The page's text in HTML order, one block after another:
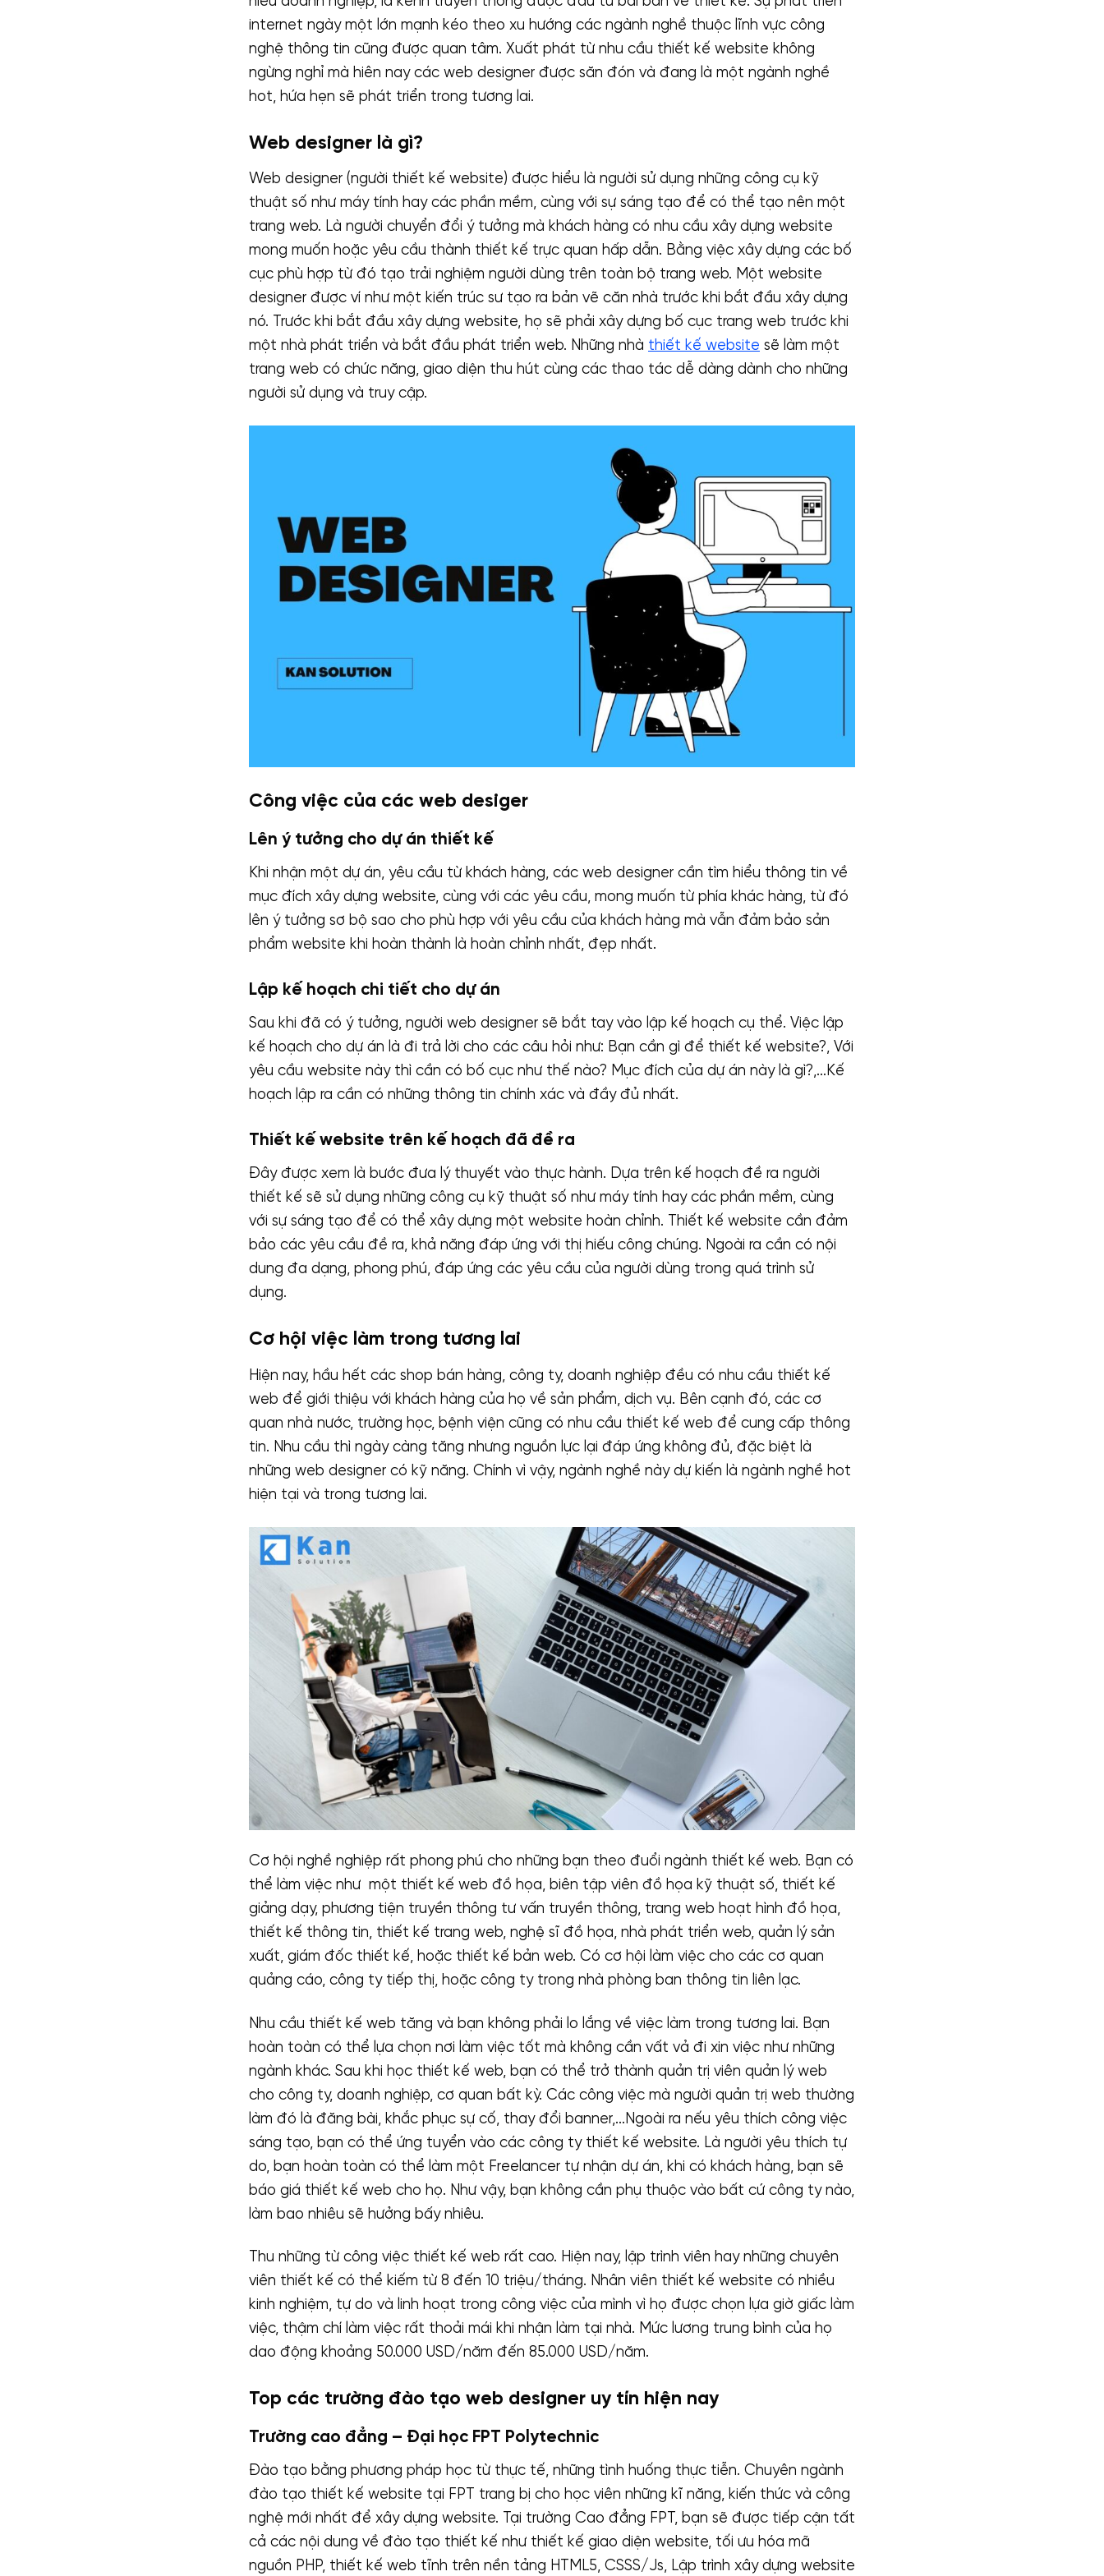
internet ngày một lớn mạnh kéo theo xu hướng các ngành nghề thuộc lĩnh vực công
nghệ thông tin cũng được quan tâm. Xuất phát từ nhu cầu thiết kế website không
ngừng nghỉ mà hiên nay các web designer được săn đón và đang là một ngành nghề
hot, hứa hẹn sẽ phát triển trong tương lai.
Web designer là gì?
Web designer (người thiết kế website) được hiểu là người sử dụng những công cụ kỹ
thuật số như máy tính hay các phần mềm, cùng với sự sáng tạo để có thể tạo nên một
trang web. Là người chuyển đổi ý tưởng mà khách hàng có nhu cầu xây dựng website
mong muốn hoặc yêu cầu thành thiết kế trực quan hấp dẫn. Bằng việc xây dựng các bố
cục phù hợp từ đó tạo trải nghiệm người dùng trên toàn bộ trang web. Một website
designer được ví như một kiến ​​trúc sư tạo ra bản vẽ căn nhà trước khi bắt đầu xây dựng
nó. Trước khi bắt đầu xây dựng website, họ sẽ phải xây dựng bố cục trang web trước khi
một nhà phát triển và bắt đầu phát triển web. Những nhà thiết kế website sẽ làm một
trang web có chức năng, giao diện thu hút cùng các thao tác dễ dàng dành cho những
người sử dụng và truy cập.
Công việc của các web desiger
Lên ý tưởng cho dự án thiết kế
Khi nhận một dự án, yêu cầu từ khách hàng, các web designer cần tìm hiểu thông tin về
mục đích xây dựng website, cùng với các yêu cầu, mong muốn từ phía khác hàng, từ đó
lên ý tưởng sơ bộ sao cho phù hợp với yêu cầu của khách hàng mà vẫn đảm bảo sản
phẩm website khi hoàn thành là hoàn chỉnh nhất, đẹp nhất.
Lập kế hoạch chi tiết cho dự án
Sau khi đã có ý tưởng, người web designer sẽ bắt tay vào lập kế hoạch cụ thể. Việc lập
kế hoạch cho dự án là đi trả lời cho các câu hỏi như: Bạn cần gì để thiết kế website?, Với
yêu cầu website này thì cần có bố cục như thế nào? Mục đích của dự án này là gì?,…Kế
hoạch lập ra cần có những thông tin chính xác và đầy đủ nhất.
Thiết kế website trên kế hoạch đã đề ra
Đây được xem là bước đưa lý thuyết vào thực hành. Dựa trên kế hoạch đề ra người
thiết kế sẽ sử dụng những công cụ kỹ thuật số như máy tính hay các phần mềm, cùng
với sự sáng tạo để có thể xây dựng một website hoàn chỉnh. Thiết kế website cần đảm
bảo các yêu cầu đề ra, khả năng đáp ứng với thị hiếu công chúng. Ngoài ra cần có nội
dung đa dạng, phong phú, đáp ứng các yêu cầu của người dùng trong quá trình sử
dụng.
Cơ hội việc làm trong tương lai
Hiện nay, hầu hết các shop bán hàng, công ty, doanh nghiệp đều có nhu cầu thiết kế
web để giới thiệu với khách hàng của họ về sản phẩm, dịch vụ. Bên cạnh đó, các cơ
quan nhà nước, trường học, bệnh viện cũng có nhu cầu thiết kế web để cung cấp thông
tin. Nhu cầu thì ngày càng tăng nhưng nguồn lực lại đáp ứng không đủ, đặc biệt là
những web designer có kỹ năng. Chính vì vậy, ngành nghề này dự kiến là ngành nghề hot
hiện tại và trong tương lai.
Cơ hội nghề nghiệp rất phong phú cho những bạn theo đuổi ngành thiết kế web. Bạn có
thể làm việc như một thiết kế web đồ họa, biên tập viên đồ họa kỹ thuật số, thiết kế
giảng dạy, phương tiện truyền thông tư vấn truyền thông, trang web hoạt hình đồ họa,
thiết kế thông tin, thiết kế trang web, nghệ sĩ đồ họa, nhà phát triển web, quản lý sản
xuất, giám đốc thiết kế, hoặc thiết kế bản web. Có cơ hội làm việc cho các cơ quan
quảng cáo, công ty tiếp thị, hoặc công ty trong nhà phòng ban thông tin liên lạc.
Nhu cầu thiết kế web tăng và bạn không phải lo lắng về việc làm trong tương lai. Bạn
hoàn toàn có thể lựa chọn nơi làm việc tốt mà không cần vất vả đi xin việc như những
ngành khác. Sau khi học thiết kế web, bạn có thể trở thành quản trị viên quản lý web
cho công ty, doanh nghiệp, cơ quan bất kỳ. Các công việc mà người quản trị web thường
làm đó là đăng bài, khắc phục sự cố, thay đổi banner,…Ngoài ra nếu yêu thích công việc
sáng tạo, bạn có thể ứng tuyển vào các công ty thiết kế website. Là người yêu thích tự
do, bạn hoàn toàn có thể làm một Freelancer tự nhận dự án, khi có khách hàng, bạn sẽ
báo giá thiết kế web cho họ. Như vậy, bạn không cần phụ thuộc vào bất cứ công ty nào,
làm bao nhiêu sẽ hưởng bấy nhiêu.
Thu những từ công việc thiết kế web rất cao. Hiện nay, lập trình viên hay những chuyên
viên thiết kế có thể kiếm từ 8 đến 10 triệu/tháng. Nhân viên thiết kế website có nhiều
kinh nghiệm, tự do và linh hoạt trong công việc của mình vì họ được chọn lựa giờ giấc làm
việc, thậm chí làm việc rất thoải mái khi nhận làm tại nhà. Mức lương trung bình của họ
dao động khoảng 50.000 USD/năm đến 85.000 USD/năm.
Top các trường đào tạo web designer uy tín hiện nay
Trường cao đẳng – Đại học FPT Polytechnic
Đào tạo bằng phương pháp học từ thực tế, những tình huống thực tiễn. Chuyên ngành
đào tạo thiết kế website tại FPT trang bị cho học viên những kĩ năng, kiến thức và công
nghệ mới nhất để xây dựng website. Tại trường Cao đẳng FPT, bạn sẽ được tiếp cận tất
cả các nội dung về đào tạo thiết kế như thiết kế giao diện website, tối ưu hóa mã
nguồn PHP, thiết kế web tĩnh trên nền tảng HTML5, CSSS/Js, Lập trình xây dựng website